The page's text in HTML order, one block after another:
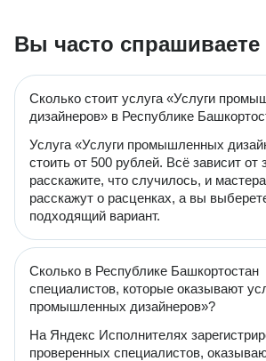
Вы часто спрашиваете
Сколько стоит услуга «Услуги
дизайнеров» в Республике
Услуга «Услуги промышленных
стоить от 500 рублей. Всё зависит от
расскажите, что случилось, и
расскажут о расценках, а вы
подходящий вариант.
Сколько в Республике Башкортостан
специалистов, которые оказывают
промышленных дизайнеров»?
На Яндекс Исполнителях
проверенных специалистов,